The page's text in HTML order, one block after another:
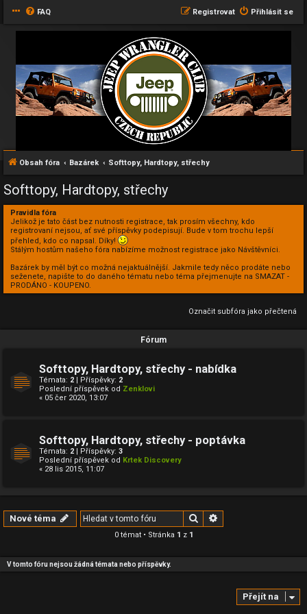
FAQ Přihlásit se
Registrovat
Obsah fóra Bazárek Softtopy, Hardtopy, střechy
Softtopy, Hardtopy, střechy
Pravidla fóra
Jelikož je tato část bez nutnosti registrace, tak prosím všechny, kdo
registrovaní nejsou, ať své příspěvky podepisují. Bude v tom trochu lepší
přehled, kdo co napsal. Díky!
Stálým hostům našeho fóra nabízíme možnost registrace jako Návštěvníci.
Bazárek by měl být co možná nejaktuálnější. Jakmile tedy něco prodáte nebo
seženete, napište to do daného tématu nebo téma přejmenujte na SMAZAT -
PRODÁNO - KOUPENO.
Označit subfóra jako přečtená
Fórum
Softtopy, Hardtopy, střechy - nabídka
Témata: 2 | Příspěvky: 2
Poslední příspěvek od Zenklovi
« 05 čer 2020, 13:07
Softtopy, Hardtopy, střechy - poptávka
Témata: 2 | Příspěvky: 3
Poslední příspěvek od Krtek Discovery
« 28 lis 2015, 11:07
Nové téma Hledat
0 témat • Stránka 1 z 1
V tomto fóru nejsou žádná témata nebo příspěvky.
Přejít na